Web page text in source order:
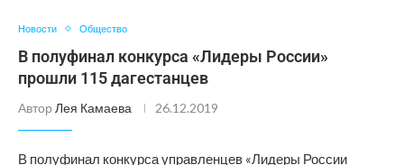
Новости Общество
В полуфинал конкурса «Лидеры России»
прошли 115 дагестанцев
Автор Лея Камаева 26.12.2019
В полуфинал конкурса управленцев «Лидеры России